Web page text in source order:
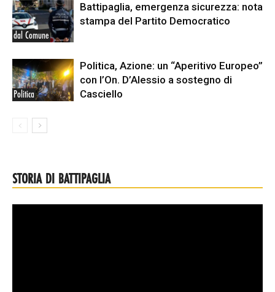
dal Comune
Battipaglia, emergenza sicurezza: nota
stampa del Partito Democratico
Politica
Politica, Azione: un “Aperitivo Europeo”
con l’On. D’Alessio a sostegno di
Casciello
STORIA DI BATTIPAGLIA